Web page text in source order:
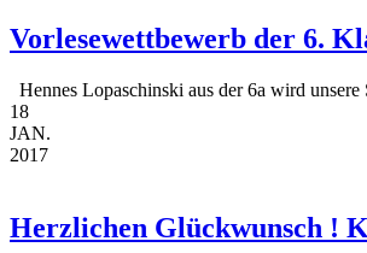
Vorlesewettbewerb der 6.
Hennes Lopaschinski aus der 6a wird
18
JAN.
2017
Herzlichen Glückwunsch !